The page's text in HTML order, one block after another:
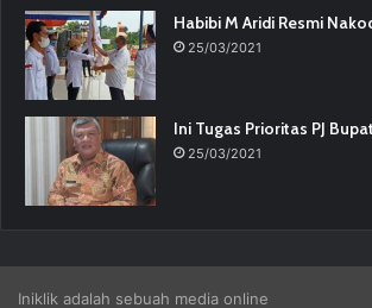
Habibi M Aridi Resmi
25/03/2021
Ini Tugas Prioritas PJ
25/03/2021
Iniklik adalah sebuah media online